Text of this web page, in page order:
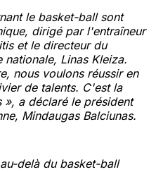
le basket-ball sont
dirigé par l'entraîneur
et le directeur du
Linas Kleiza.
nous voulons réussir en
de talents. C'est la
», a déclaré le président
Mindaugas Balciunas.
delà du basket-ball